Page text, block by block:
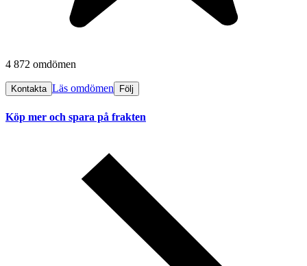
4 872 omdömen
Kontakta Läs omdömen Följ
Köp mer och spara på frakten